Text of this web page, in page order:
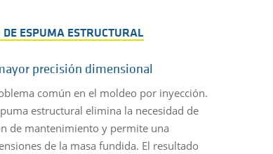
ESPUMA ESTRUCTURAL
precisión dimensional
común en el moldeo por inyección.
estructural elimina la necesidad de
de mantenimiento y permite una
de la masa fundida. El resultado